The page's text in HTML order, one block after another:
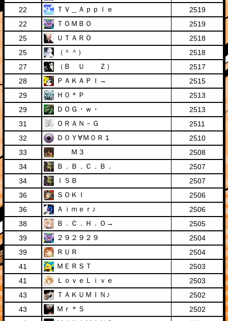
22
ＴＶ＿Ａｐｐｌｅ
2519
22
ＴＯＭＢＯ
2519
25
ＵＴＡＲＯ
2518
25
（＾＾）
2518
27
（Ｂ Ｕ Ｚ）
2517
28
ＰＡＫＡＰＩ→
2515
29
Ｈ０＊Ｐ
2513
29
ＤＯＧ・ｗ・
2513
31
ＯＲＡＮ－Ｇ
2511
32
Ｄ０Ｙ∀Ｍ０Ｒ１
2510
33
Ｍ３
2508
34
Ｂ．Ｂ．Ｃ．Ｂ．
2507
34
ＩＳＢ
2507
36
ＳＯＫＩ
2506
36
Ａｉｍｅｒ♪
2506
38
Ｂ．Ｃ．Ｈ．Ｏ→
2505
39
２９２９２９
2504
39
ＲＵＲ
2504
41
ＭＥＲＳＴ
2503
41
ＬｏｖｅＬｉｖｅ
2503
43
ＴＡＫＵＭＩＮ♪
2502
43
Ｍｒ＊Ｓ
2502